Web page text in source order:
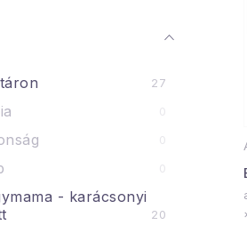
27
0
0
0
- karácsonyi
20